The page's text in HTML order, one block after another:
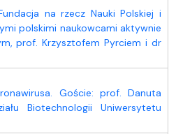
na rzecz Nauki Polskiej i
polskimi naukowcami aktywnie
prof. Krzysztofem Pyrciem i dr
Goście: prof. Danuta
Biotechnologii Uniwersytetu